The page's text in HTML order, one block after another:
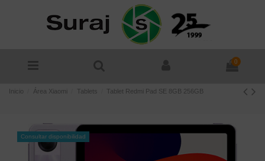
0
Inicio Área Xiaomi Tablets Tablet Redmi Pad SE 8GB 256GB
Consultar disponibilidad